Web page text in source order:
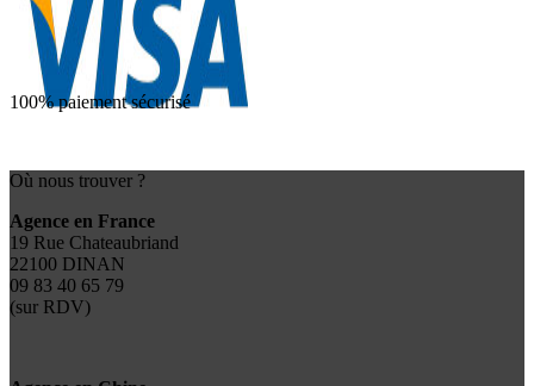
100% paiement sécurisé
Où nous trouver ?
Agence en France
19 Rue Chateaubriand
22100 DINAN
09 83 40 65 79
(sur RDV)